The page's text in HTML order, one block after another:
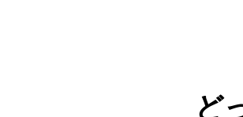
ど